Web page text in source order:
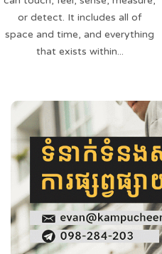
or detect. It includes all of
space and time, and everything
that exists within...